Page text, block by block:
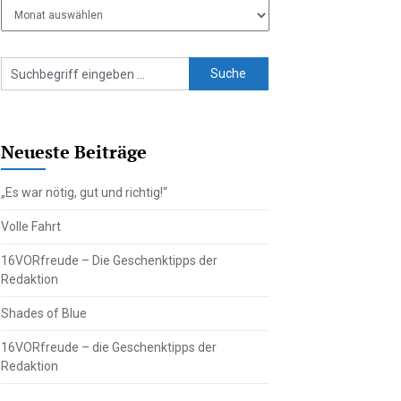
Neueste Beiträge
„Es war nötig, gut und richtig!“
Volle Fahrt
16VORfreude – Die Geschenktipps der
Redaktion
Shades of Blue
16VORfreude – die Geschenktipps der
Redaktion